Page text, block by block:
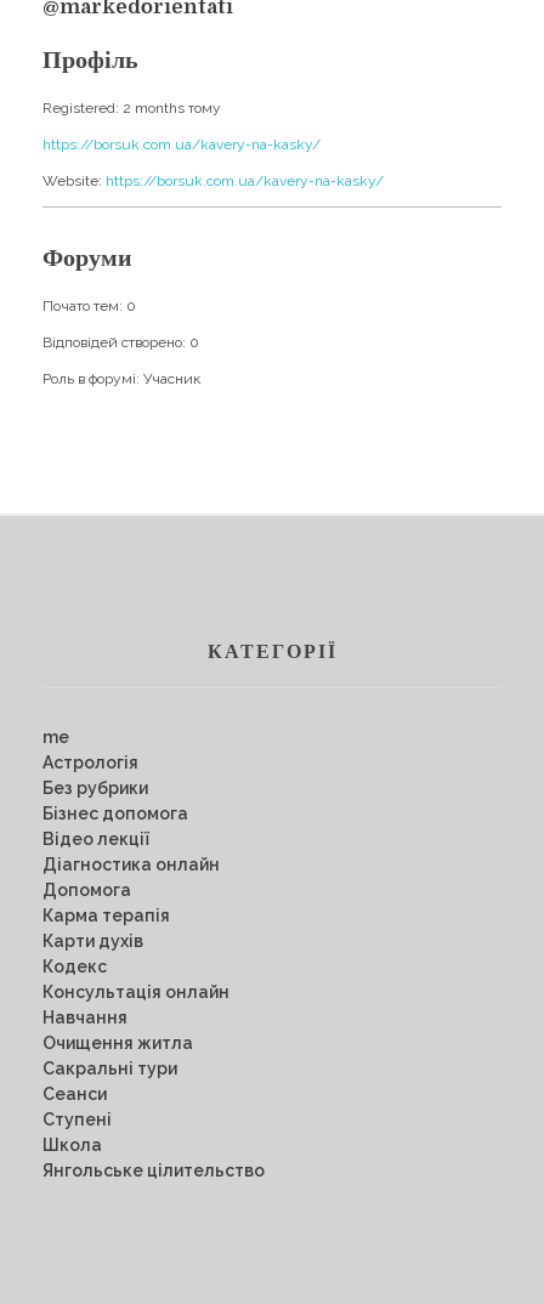
Бізнес допомога
Навчання
Карти Духів
@markedorientati
Профіль
Registered: 2 months тому
https://borsuk.com.ua/kavery-na-kasky/
Website: https://borsuk.com.ua/kavery-na-kasky/
Форуми
Почато тем: 0
Відповідей створено: 0
Роль в форумі: Учасник
КАТЕГОРІЇ
me
Астрологія
Без рубрики
Бізнес допомога
Відео лекції
Діагностика онлайн
Допомога
Карма терапія
Карти духів
Кодекс
Консультація онлайн
Навчання
Очищення житла
Сакральні тури
Сеанси
Ступені
Школа
Янгольське цілительство